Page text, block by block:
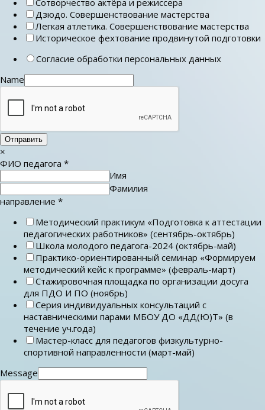
Дзюдо. Совершенствование мастерства
Легкая атлетика. Совершенствование мастерства
Историческое фехтование продвинутой подготовки
Согласие обработки персональных данных
Name
Отправить
×
ФИО педагога *
Имя
Фамилия
направление *
Методический практикум «Подготовка к аттестации
педагогических работников» (сентябрь-октябрь)
Школа молодого педагога-2024 (октябрь-май)
Практико-ориентированный семинар «Формируем
методический кейс к программе» (февраль-март)
Стажировочная площадка по организации досуга
для ПДО И ПО (ноябрь)
Серия индивидуальных консультаций с
наставническими парами МБОУ ДО «ДД(Ю)Т» (в
течение уч.года)
Мастер-класс для педагогов физкультурно-
спортивной направленности (март-май)
Message